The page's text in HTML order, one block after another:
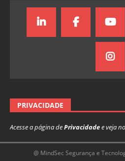
PRIVACIDADE
Acesse a página dePrivacidadee veja
@ MindSec Segurança e